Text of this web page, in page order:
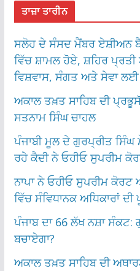
ਤਾਜ਼ਾ ਤਾਰੀਨ
ਸਲੋਹ ਦੇ ਸੰਸਦ ਮੈਂਬਰ ਏਸ਼ੀਅਨ
ਵਿੱਚ ਸ਼ਾਮਲ ਹੋਏ, ਸ਼ਹਿਰ
ਵਿਸ਼ਵਾਸ, ਸੰਗਤ ਅਤੇ ਸੇਵਾ
ਅਕਾਲ ਤਖ਼ਤ ਸਾਹਿਬ ਦੀ
ਸਤਨਾਮ ਸਿੰਘ ਚਾਹਲ
ਪੰਜਾਬੀ ਮੂਲ ਦੇ ਗੁਰਪ੍ਰੀਤ ਸਿੰਘ
ਰਹੇ ਕੈਦੀ ਨੇ ਓਹੀਓ ਸੁਪਰੀਮ
ਨਾਪਾ ਨੇ ਓਹੀਓ ਸੁਪਰੀਮ
ਵਿੱਚ ਸੰਵਿਧਾਨਕ ਅਧਿਕਾਰਾਂ
ਪੰਜਾਬ ਦਾ 66 ਲੱਖ ਨਸ਼ਾ
ਬਚਾਏਗਾ?
ਅਕਾਲ ਤਖ਼ਤ ਸਾਹਿਬ ਦੀ